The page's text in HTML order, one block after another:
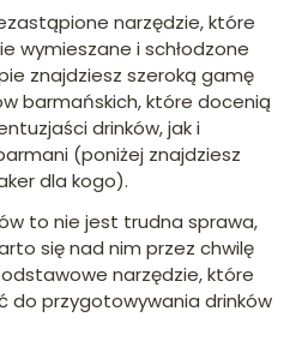
narzędzie, które
wymieszane i schłodzone
znajdziesz szeroką gamę
barmańskich, które docenią
drinków, jak i
(poniżej znajdziesz
dla kogo).
to nie jest trudna sprawa,
się nad nim przez chwilę
narzędzie, które
do przygotowywania drinków